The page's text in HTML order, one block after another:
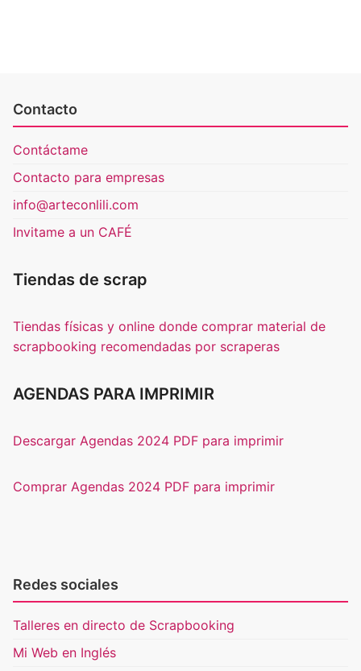
Contacto
Contáctame
Contacto para empresas
info@arteconlili.com
Invitame a un CAFÉ
Tiendas de scrap
Tiendas físicas y online donde comprar material de
scrapbooking recomendadas por scraperas
AGENDAS PARA IMPRIMIR
Descargar Agendas 2024 PDF para imprimir
Comprar Agendas 2024 PDF para imprimir
Redes sociales
Talleres en directo de Scrapbooking
Mi Web en Inglés